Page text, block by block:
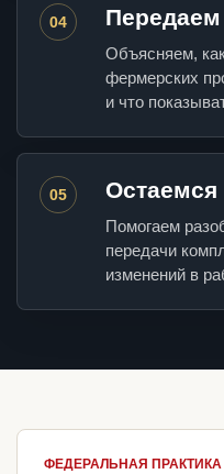
04
Объясняем,
фермерских
и что
05 Остаемся
Помогаем
передачи
изменений в
ФЕДЕРАЛЬНАЯ ПРАКТИКА